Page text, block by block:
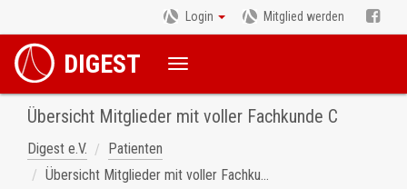
Login Mitglied werden
DIGEST
Übersicht Mitglieder mit voller Fachkunde C
Digest e.V.
Patienten
Übersicht Mitglieder mit voller Fachkunde C